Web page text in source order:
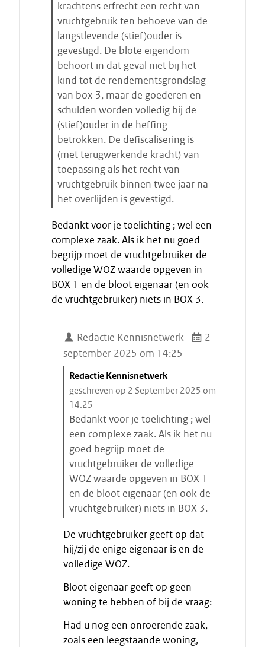
krachtens erfrecht een recht van
vruchtgebruik ten behoeve van de
langstlevende (stief)ouder is
gevestigd. De blote eigendom
behoort in dat geval niet bij het
kind tot de rendementsgrondslag
van box 3, maar de goederen en
schulden worden volledig bij de
(stief)ouder in de heffing
betrokken. De defiscalisering is
(met terugwerkende kracht) van
toepassing als het recht van
vruchtgebruik binnen twee jaar na
het overlijden is gevestigd.
i
n
d
e
c
i
Bedankt voor je toelichting ; wel een
complexe zaak. Als ik het nu goed
begrijp moet de vruchtgebruiker de
volledige WOZ waarde opgeven in
BOX 1 en de bloot eigenaar (en ook
de vruchtgebruiker) niets in BOX 3.
Redactie Kennisnetwerk
2
september 2025 om 14:25
C
i
t
a
a
t
s
t
e
n
Redactie Kennisnetwerk
geschreven op 2 September 2025 om
14:25
Bedankt voor je toelichting ; wel
een complexe zaak. Als ik het nu
goed begrijp moet de
vruchtgebruiker de volledige
WOZ waarde opgeven in BOX 1
en de bloot eigenaar (en ook de
vruchtgebruiker) niets in BOX 3.
i
n
d
c
i
t
a
De vruchtgebruiker geeft op dat
hij/zij de enige eigenaar is en de
volledige WOZ.
Bloot eigenaar geeft op geen
woning te hebben of bij de vraag:
Had u nog een onroerende zaak,
zoals een leegstaande woning,